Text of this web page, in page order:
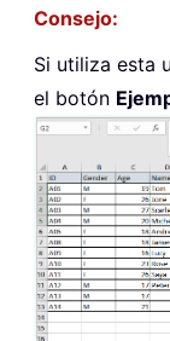
Consejo:
Si utiliza esta
el botón